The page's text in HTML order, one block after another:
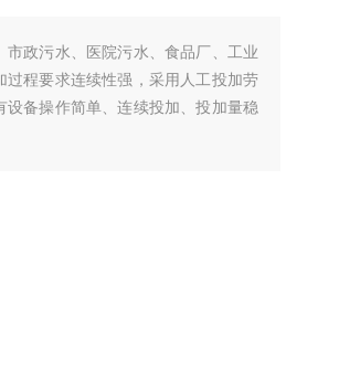
政污水、医院污水、食品厂、工业
程要求连续性强，采用人工投加劳
备操作简单、连续投加、投加量稳